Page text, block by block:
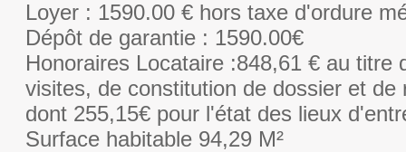
Loyer : 1590.00 € hors taxe d'ordure
Dépôt de garantie : 1590.00€
Honoraires Locataire :848,61 € au titre
visites, de constitution de dossier et de
dont 255,15€ pour l'état des lieux
Surface habitable 94,29 M²